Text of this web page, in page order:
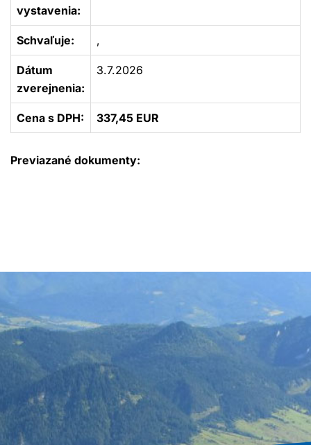
vystavenia:
Schvaľuje: ,
Dátum
zverejnenia:
3.7.2026
Cena s DPH: 337,45 EUR
Previazané dokumenty: